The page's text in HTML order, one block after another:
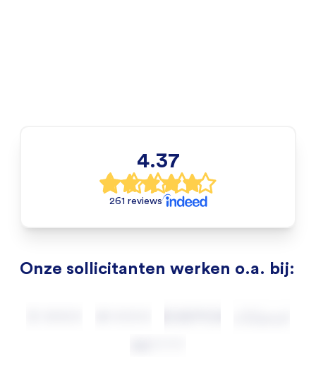
4.37
261 reviews
Onze sollicitanten werken o.a. bij: